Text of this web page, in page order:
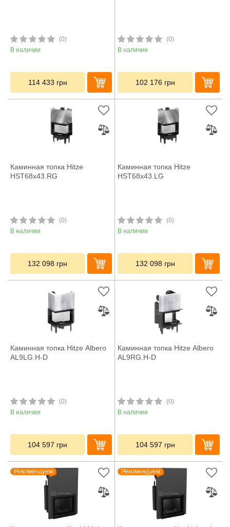
(0)
В наличии
114 433 грн
(0)
В наличии
102 176 грн
Каминная топка Hitze
HST68x43.RG
(0)
В наличии
132 098 грн
Каминная топка Hitze
HST68x43.LG
(0)
В наличии
132 098 грн
Каминная топка Hitze Albero
AL9LG.H-D
(0)
В наличии
104 597 грн
Каминная топка Hitze Albero
AL9RG.H-D
(0)
В наличии
104 597 грн
Рекомендуем Рекомендуем